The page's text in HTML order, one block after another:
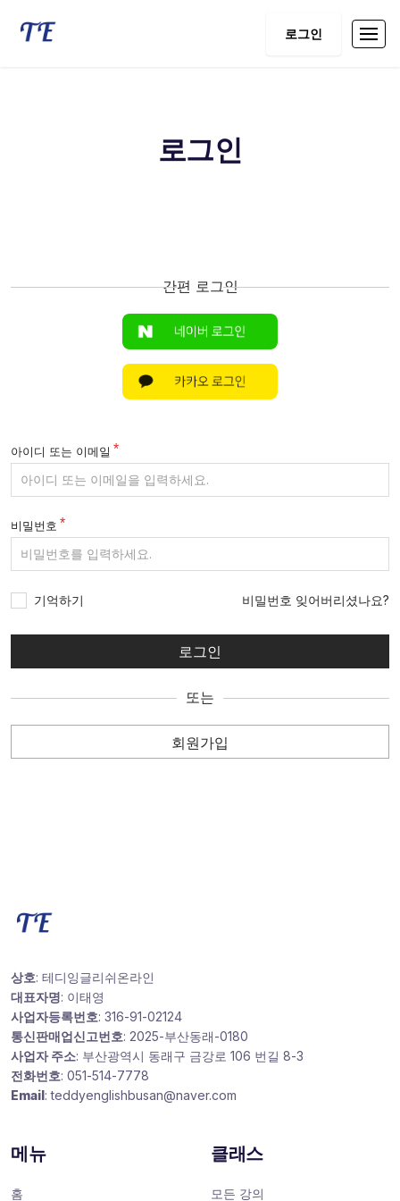
로그인
로그인
간편 로그인
아이디 또는 이메일
비밀번호
기억하기 비밀번호 잊어버리셨나요?
또는
회원가입
상호: 테디잉글리쉬온라인
대표자명: 이태영
사업자등록번호: 316-91-02124
통신판매업신고번호: 2025-부산동래-0180
사업자 주소: 부산광역시 동래구 금강로 106 번길 8-3
전화번호: 051-514-7778
Email: teddyenglishbusan@naver.com
메뉴
홈
클래스
모든 강의